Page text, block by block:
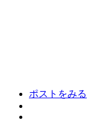
ポストをみる